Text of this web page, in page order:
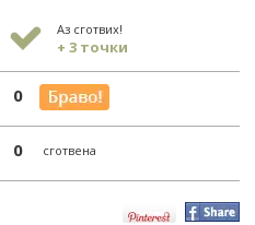
Аз сготвих!
+ 3 точки
0
0 сготвена